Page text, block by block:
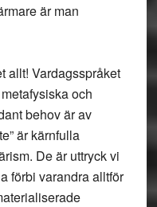
är man
allt! Vardagsspråket
och
behov är av
är kärnfulla
De är uttryck vi
förbi varandra alltför